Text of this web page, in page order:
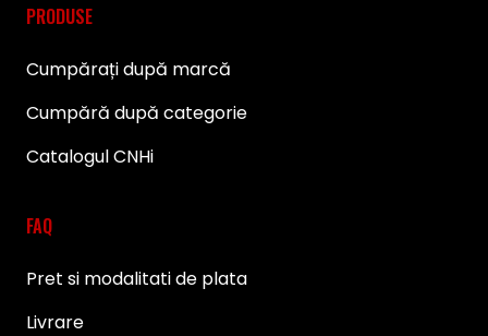
PRODUSE
Cumpărați după marcă
Cumpără după categorie
Catalogul CNHi
FAQ
Pret si modalitati de plata
Livrare